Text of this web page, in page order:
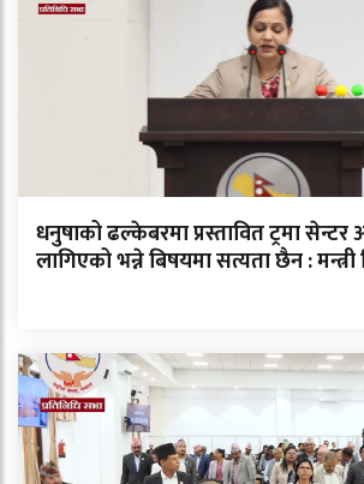
धनुषाको ढल्केबरमा प्रस्तावित ट्रमा सेन्टर
लागिएको भन्ने बिषयमा सत्यता छैन :